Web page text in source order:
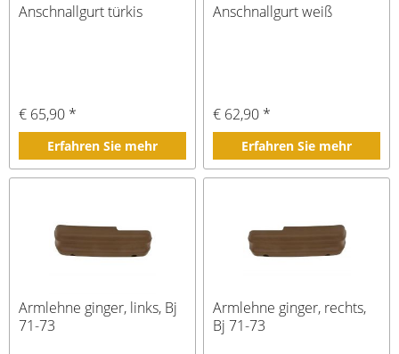
Anschnallgurt türkis
€ 65,90 *
Erfahren Sie mehr
Anschnallgurt weiß
€ 62,90 *
Erfahren Sie mehr
Armlehne ginger, links, Bj
71-73
Armlehne ginger, rechts,
Bj 71-73